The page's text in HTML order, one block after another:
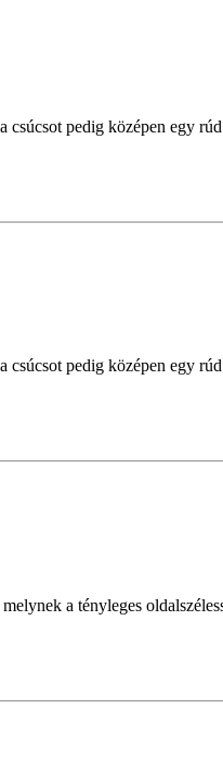
pedig középen egy
pedig középen egy
a tényleges